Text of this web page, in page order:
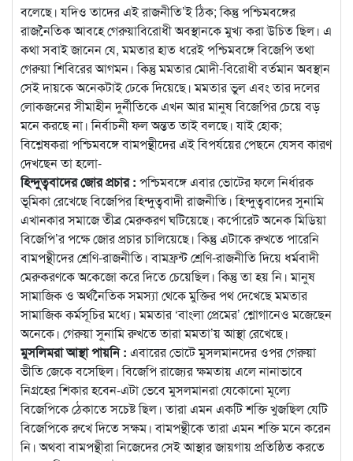
বলেছে। যদিও তাদের এই রাজনীতি’ই ঠিক; কিন্তু পশ্চিমবঙ্গের
রাজনৈতিক আবহে গেরুয়াবিরোধী অবস্থানকে মুখ্য করা উচিত ছিল। এ
কথা সবাই জানেন যে, মমতার হাত ধরেই পশ্চিমবঙ্গে বিজেপি তথা
গেরুয়া শিবিরের আগমন। কিন্তু মমতার মোদী-বিরোধী বর্তমান অবস্থান
সেই দায়কে অনেকটাই ঢেকে দিয়েছে। মমতার ভুল এবং তার দলের
লোকজনের সীমাহীন দুর্নীতিকে এখন আর মানুষ বিজেপির চেয়ে বড়
মনে করছে না। নির্বাচনী ফল অন্তত তাই বলছে। যাই হোক;
বিশ্লেষকরা পশ্চিমবঙ্গে বামপন্থীদের এই বিপর্যয়ের পেছনে যেসব কারণ
দেখছেন তা হলো-
হিন্দুত্ববাদের জোর প্রচার : পশ্চিমবঙ্গে এবার ভোটের ফলে নির্ধারক
ভূমিকা রেখেছে বিজেপির হিন্দুত্ববাদী রাজনীতি। হিন্দুত্ববাদের সুনামি
এখানকার সমাজে তীব্র মেরুকরণ ঘটিয়েছে। কর্পোরেট অনেক মিডিয়া
বিজেপি’র পক্ষে জোর প্রচার চালিয়েছে। কিন্তু এটাকে রুখতে পারেনি
বামপন্থীদের শ্রেণি-রাজনীতি। বামফ্রন্ট শ্রেণি-রাজনীতি দিয়ে ধর্মবাদী
মেরুকরণকে অকেজো করে দিতে চেয়েছিল। কিন্তু তা হয় নি। মানুষ
সামাজিক ও অর্থনৈতিক সমস্যা থেকে মুক্তির পথ দেখেছে মমতার
সামাজিক কর্মসূচির মধ্যে। মমতার ‘বাংলা প্রেমের’ শ্লোগানেও মজেছেন
অনেকে। গেরুয়া সুনামি রুখতে তারা মমতা’য় আস্থা রেখেছে।
মুসলিমরা আস্থা পায়নি : এবারের ভোটে মুসলমানদের ওপর গেরুয়া
ভীতি জেকে বসেছিল। বিজেপি রাজ্যের ক্ষমতায় এলে নানাভাবে
নিগ্রহের শিকার হবেন-এটা ভেবে মুসলমানরা যেকোনো মূল্যে
বিজেপিকে ঠেকাতে সচেষ্ট ছিল। তারা এমন একটি শক্তি খুজছিল যেটি
বিজেপিকে রুখে দিতে সক্ষম। বামপন্থীকে তারা এমন শক্তি মনে করেন
নি। অথবা বামপন্থীরা নিজেদের সেই আস্থার জায়গায় প্রতিষ্ঠিত করতে